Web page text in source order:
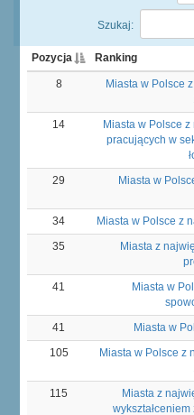
Szukaj:
Pozycja Ranking
8
Miasta w Polsce
14
Miasta w Polsce
pracujących w
29
Miasta w
34
Miasta w Polsce z
35
Miasta z
41
Miasta w
41
Miasta w
105
Miasta w Polsce z
115
Miasta z